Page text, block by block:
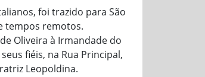
foi trazido para São
tempos remotos.
Oliveira à Irmandade do
fiéis, na Rua Principal,
Leopoldina.